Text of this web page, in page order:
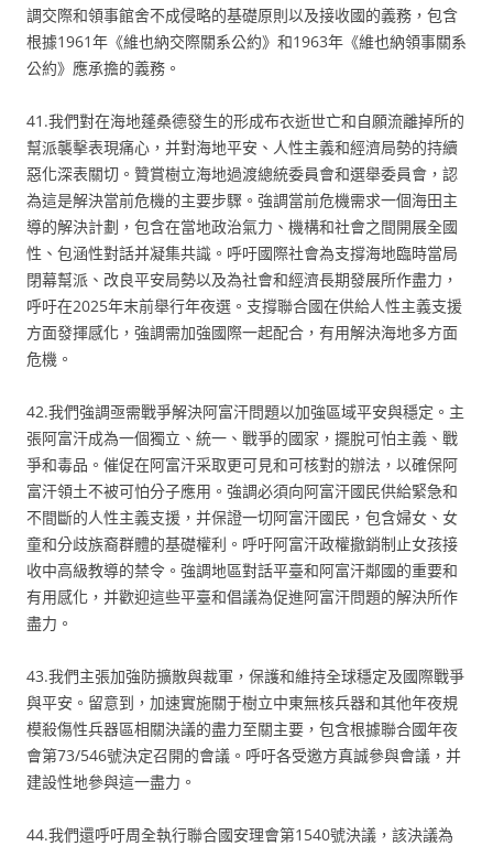
調交際和領事館舍不成侵略的基礎原則以及接收國的義務，包含
根據1961年《維也納交際關系公約》和1963年《維也納領事關系
公約》應承擔的義務。
41.我們對在海地蓬桑德發生的形成布衣逝世亡和自願流離掉所的
幫派襲擊表現痛心，并對海地平安、人性主義和經濟局勢的持續
惡化深表關切。贊賞樹立海地過渡總統委員會和選舉委員會，認
為這是解決當前危機的主要步驟。強調當前危機需求一個海田主
導的解決計劃，包含在當地政治氣力、機構和社會之間開展全國
性、包涵性對話并凝集共識。呼吁國際社會為支撐海地臨時當局
閉幕幫派、改良平安局勢以及為社會和經濟長期發展所作盡力，
呼吁在2025年末前舉行年夜選。支撐聯合國在供給人性主義支援
方面發揮感化，強調需加強國際一起配合，有用解決海地多方面
危機。
42.我們強調亟需戰爭解決阿富汗問題以加強區域平安與穩定。主
張阿富汗成為一個獨立、統一、戰爭的國家，擺脫可怕主義、戰
爭和毒品。催促在阿富汗采取更可見和可核對的辦法，以確保阿
富汗領土不被可怕分子應用。強調必須向阿富汗國民供給緊急和
不間斷的人性主義支援，并保證一切阿富汗國民，包含婦女、女
童和分歧族裔群體的基礎權利。呼吁阿富汗政權撤銷制止女孩接
收中高級教導的禁令。強調地區對話平臺和阿富汗鄰國的重要和
有用感化，并歡迎這些平臺和倡議為促進阿富汗問題的解決所作
盡力。
43.我們主張加強防擴散與裁軍，保護和維持全球穩定及國際戰爭
與平安。留意到，加速實施關于樹立中東無核兵器和其他年夜規
模殺傷性兵器區相關決議的盡力至關主要，包含根據聯合國年夜
會第73/546號決定召開的會議。呼吁各受邀方真誠參與會議，并
建設性地參與這一盡力。
44.我們還呼吁周全執行聯合國安理會第1540號決議，該決議為